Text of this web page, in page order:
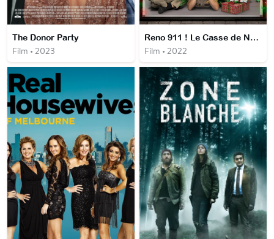
The Donor Party
Film • 2023
Reno 911 ! Le Casse de Noël
Film • 2022